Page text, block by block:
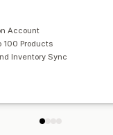
Account
100 Products
Inventory Sync